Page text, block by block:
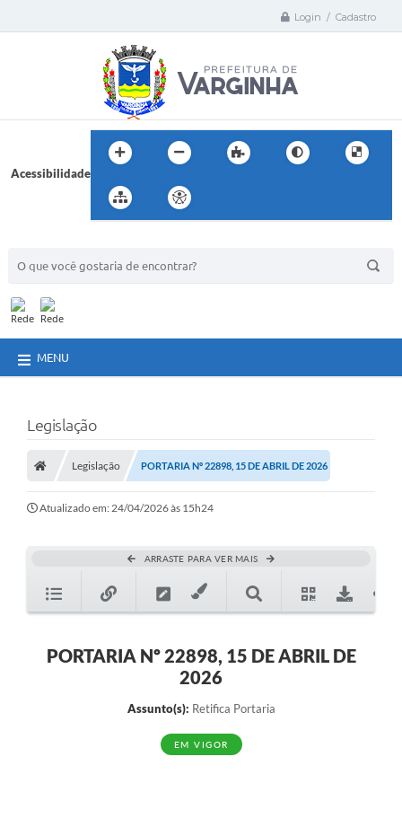
Login / Cadastro
Acessibilidade
MENU
Legislação
Legislação PORTARIA Nº 22898, 15 DE ABRIL DE 2026
Atualizado em: 24/04/2026 às 15h24
ARRASTE PARA VER MAIS
PORTARIA Nº 22898, 15 DE ABRIL DE
2026
Assunto(s): Retifica Portaria
EM VIGOR